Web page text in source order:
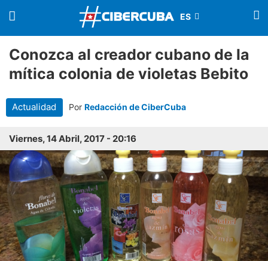
Conozca al creador cubano de la
mítica colonia de violetas Bebito
Actualidad Por Redacción de CiberCuba
Viernes, 14 Abril, 2017 - 20:16